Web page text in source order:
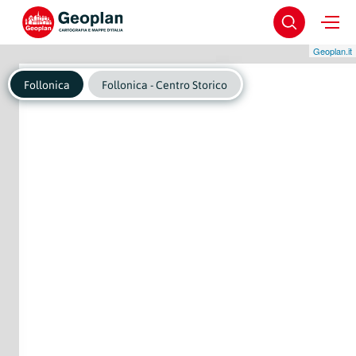
Geoplan.it
Follonica Follonica - Centro Storico